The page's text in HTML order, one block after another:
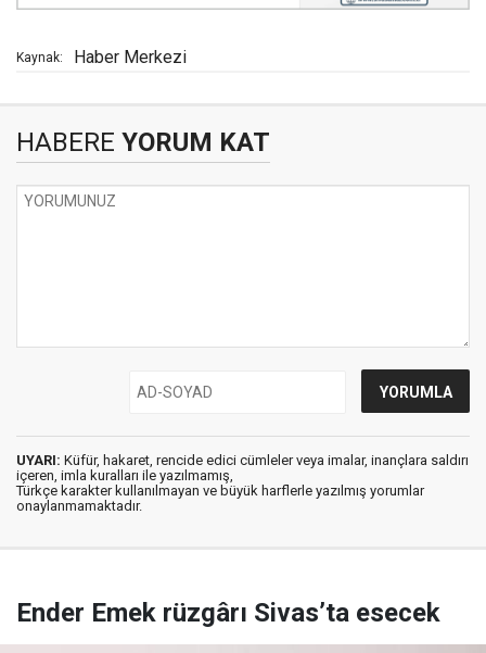
Kaynak: Haber Merkezi
HABERE YORUM KAT
UYARI: Küfür, hakaret, rencide edici cümleler veya imalar, inançlara saldırı
içeren, imla kuralları ile yazılmamış,
Türkçe karakter kullanılmayan ve büyük harflerle yazılmış yorumlar
onaylanmamaktadır.
Ender Emek rüzgârı Sivas’ta esecek